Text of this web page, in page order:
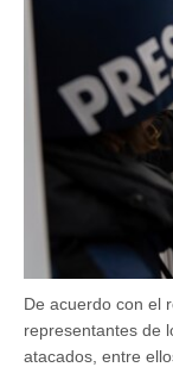
De acuerdo con el
representantes de
atacados, entre